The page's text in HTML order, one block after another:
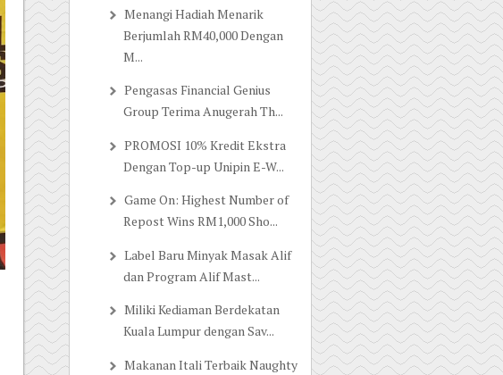
Menangi Hadiah Menarik
Berjumlah RM40,000 Dengan
M...
Pengasas Financial Genius
Group Terima Anugerah Th...
PROMOSI 10% Kredit Ekstra
Dengan Top-up Unipin E-W...
Game On: Highest Number of
Repost Wins RM1,000 Sho...
Label Baru Minyak Masak Alif
dan Program Alif Mast...
Miliki Kediaman Berdekatan
Kuala Lumpur dengan Sav...
Makanan Itali Terbaik Naughty